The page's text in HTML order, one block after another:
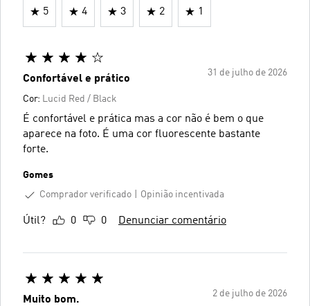
5 4 3 2 1
31 de julho de 2026
Confortável e prático
Cor: Lucid Red / Black
É confortável e prática mas a cor não é bem o que
aparece na foto. É uma cor fluorescente bastante
forte.
Gomes
Comprador verificado
Opinião incentivada
Útil? 0 0 Denunciar comentário
2 de julho de 2026
Muito bom.